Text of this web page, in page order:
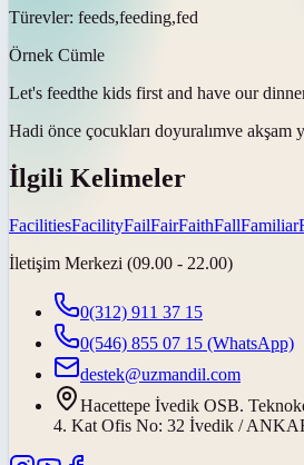
Türevler: feeds,feeding,fed
Örnek Cümle
Let's feedthe kids first and have our
Hadi önce çocukları doyuralımve akşam
İlgili Kelimeler
FacilitiesFacilityFailFairFaithFallFamiliar
İletişim Merkezi (09.00 - 22.00)
0(312) 911 37 15
0(546) 855 07 15 (WhatsApp)
destek@uzmandil.com
Hacettepe İvedik OSB.
4. Kat Ofis No: 32 İvedik /